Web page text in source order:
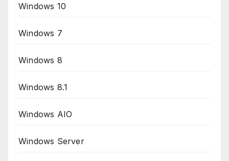
Windows 10
Windows 7
Windows 8
Windows 8.1
Windows AIO
Windows Server